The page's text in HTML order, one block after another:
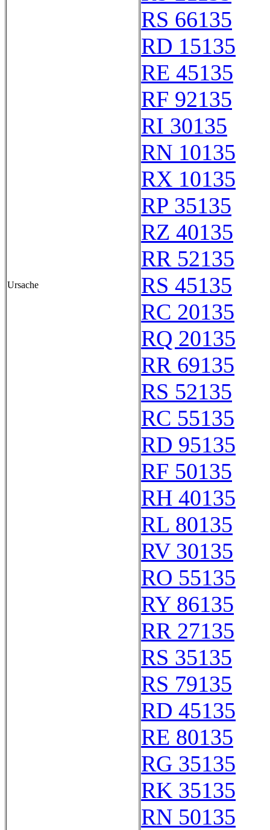
Ursache
RS 66135
RD 15135
RE 45135
RF 92135
RI 30135
RN 10135
RX 10135
RP 35135
RZ 40135
RR 52135
RS 45135
RC 20135
RQ 20135
RR 69135
RS 52135
RC 55135
RD 95135
RF 50135
RH 40135
RL 80135
RV 30135
RO 55135
RY 86135
RR 27135
RS 35135
RS 79135
RD 45135
RE 80135
RG 35135
RK 35135
RN 50135